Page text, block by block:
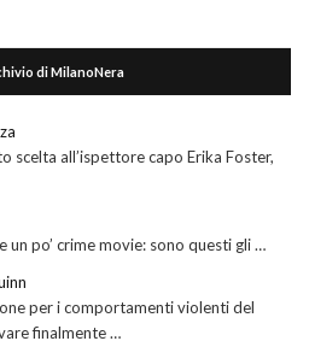
di MilanoNera
scelta all’ispettore capo Erika Foster,
un po’ crime movie: sono questi gli …
per i comportamenti violenti del
finalmente …